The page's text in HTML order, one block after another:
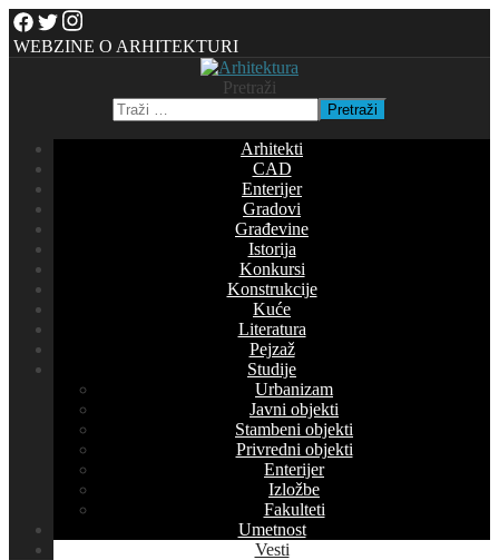
WEBZINE O ARHITEKTURI
Pretraži
Pretraži
Arhitekti
CAD
Enterijer
Gradovi
Građevine
Istorija
Konkursi
Konstrukcije
Kuće
Literatura
Pejzaž
Studije
Urbanizam
Javni objekti
Stambeni objekti
Privredni objekti
Enterijer
Izložbe
Fakulteti
Umetnost
Vesti